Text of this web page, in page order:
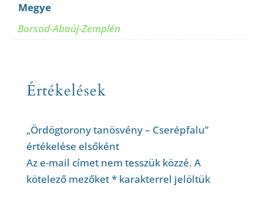
Megye
Borsod-Abaúj-Zemplén
Értékelések
„Ördögtorony tanösvény – Cserépfalu”
értékelése elsőként
Az e-mail címet nem tesszük közzé. A
kötelező mezőket*karakterrel jelöltük